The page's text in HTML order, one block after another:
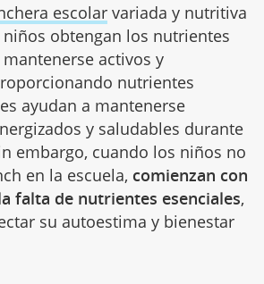
escolarvariada y nutritiva
obtengan los nutrientes
activos y
nutrientes
ayudan a mantenerse
y saludables durante
embargo, cuando los niños no
en la escuela, comienzan con
falta de nutrientes esenciales,
su autoestima y bienestar